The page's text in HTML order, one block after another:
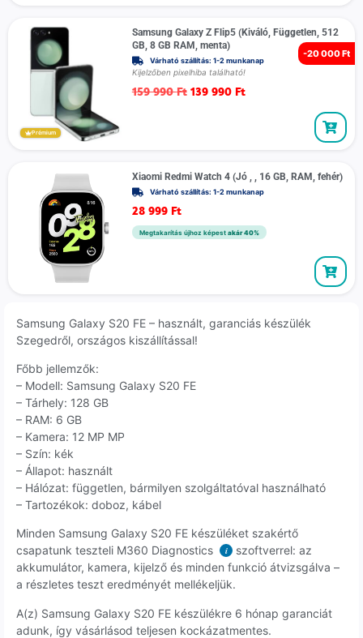
-20 000 Ft
Prémium
Samsung Galaxy Z Flip5 (Kiváló, Független, 512
GB, 8 GB RAM, menta)
Várható szállítás: 1-2 munkanap
Kijelzőben pixelhiba található!
159 990Ft 139 990 Ft
Xiaomi Redmi Watch 4 (Jó , , 16 GB, RAM, fehér)
Várható szállítás: 1-2 munkanap
28 999 Ft
Megtakarítás újhoz képest akár 40%
Samsung Galaxy S20 FE – használt, garanciás készülék
Szegedről, országos kiszállítással!
Főbb jellemzők:
– Modell: Samsung Galaxy S20 FE
– Tárhely: 128 GB
– RAM: 6 GB
– Kamera: 12 MP MP
– Szín: kék
– Állapot: használt
– Hálózat: független, bármilyen szolgáltatóval használható
– Tartozékok: doboz, kábel
Minden Samsung Galaxy S20 FE készüléket szakértő
csapatunk teszteli M360 Diagnostics
i
szoftverrel: az
akkumulátor, kamera, kijelző és minden funkció átvizsgálva –
a részletes teszt eredményét mellékeljük.
A(z) Samsung Galaxy S20 FE készülékre 6 hónap garanciát
adunk, így vásárlásod teljesen kockázatmentes.